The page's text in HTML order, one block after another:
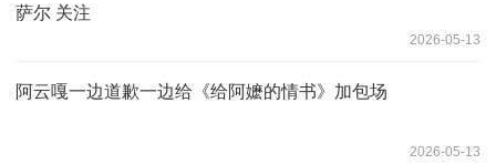
萨尔 关注
2026-05-13
阿云嘎一边道歉一边给《给阿嬷的情书》加包场
2026-05-13